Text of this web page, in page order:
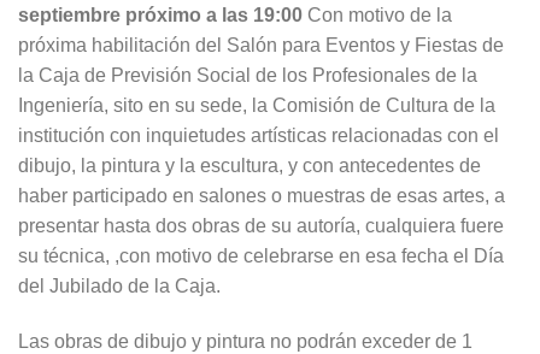
septiembre próximo a las 19:00 Con motivo de la
próxima habilitación del Salón para Eventos y Fiestas de
la Caja de Previsión Social de los Profesionales de la
Ingeniería, sito en su sede, la Comisión de Cultura de la
institución con inquietudes artísticas relacionadas con el
dibujo, la pintura y la escultura, y con antecedentes de
haber participado en salones o muestras de esas artes, a
presentar hasta dos obras de su autoría, cualquiera fuere
su técnica, ,con motivo de celebrarse en esa fecha el Día
del Jubilado de la Caja.
Las obras de dibujo y pintura no podrán exceder de 1